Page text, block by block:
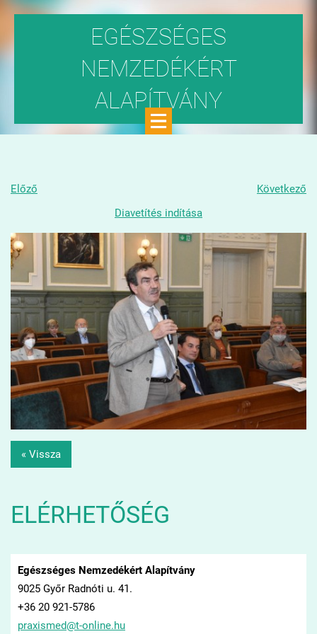
EGÉSZSÉGES
NEMZEDÉKÉRT
ALAPÍTVÁNY
Előző
Következő
Diavetítés indítása
« Vissza
ELÉRHETŐSÉG
Egészséges Nemzedékért Alapítvány
9025 Győr Radnóti u. 41.
+36 20 921-5786
praxismed@t-online.hu